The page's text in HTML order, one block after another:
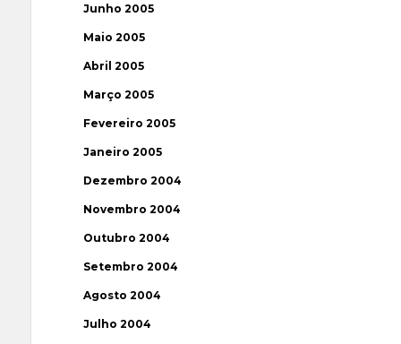
Junho 2005
Maio 2005
Abril 2005
Março 2005
Fevereiro 2005
Janeiro 2005
Dezembro 2004
Novembro 2004
Outubro 2004
Setembro 2004
Agosto 2004
Julho 2004